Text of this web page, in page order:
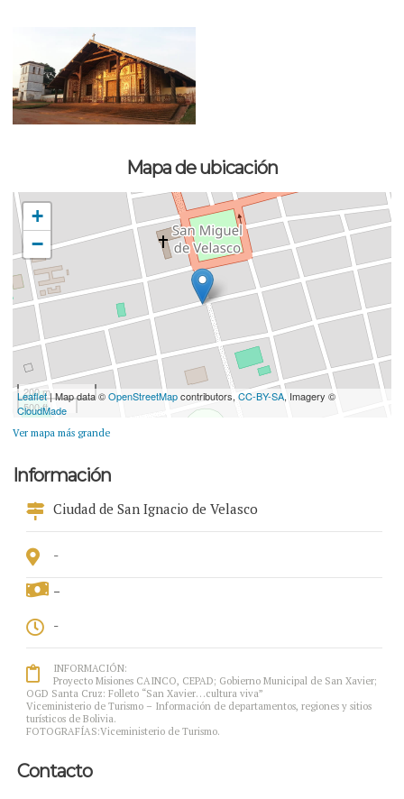
Mapa de ubicación
+
−
200 m
500 ft
Leaflet| Map data ©OpenStreetMapcontributors,CC-BY-SA, Imagery ©
CloudMade
Ver mapa más grande
Información
Ciudad de San Ignacio de Velasco
-
-
-
INFORMACIÓN:
Proyecto Misiones CAINCO, CEPAD; Gobierno Municipal de San Xavier;
OGD Santa Cruz: Folleto “San Xavier…cultura viva”
Viceministerio de Turismo – Información de departamentos, regiones y sitios
turísticos de Bolivia.
FOTOGRAFÍAS:Viceministerio de Turismo.
Contacto